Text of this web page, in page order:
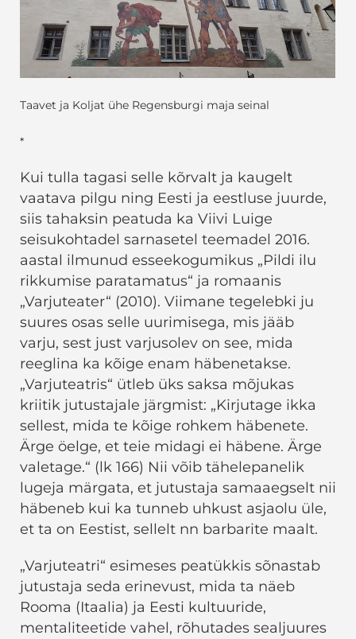
Taavet ja Koljat ühe Regensburgi maja seinal
*
Kui tulla tagasi selle kõrvalt ja kaugelt
vaatava pilgu ning Eesti ja eestluse juurde,
siis tahaksin peatuda ka Viivi Luige
seisukohtadel sarnasetel teemadel 2016.
aastal ilmunud esseekogumikus „Pildi ilu
rikkumise paratamatus“ ja romaanis
„Varjuteater“ (2010). Viimane tegelebki ju
suures osas selle uurimisega, mis jääb
varju, sest just varjusolev on see, mida
reeglina ka kõige enam häbenetakse.
„Varjuteatris“ ütleb üks saksa mõjukas
kriitik jutustajale järgmist: „Kirjutage ikka
sellest, mida te kõige rohkem häbenete.
Ärge öelge, et teie midagi ei häbene. Ärge
valetage.“ (lk 166) Nii võib tähelepanelik
lugeja märgata, et jutustaja samaaegselt nii
häbeneb kui ka tunneb uhkust asjaolu üle,
et ta on Eestist, sellelt nn barbarite maalt.
„Varjuteatri“ esimeses peatükkis sõnastab
jutustaja seda erinevust, mida ta näeb
Rooma (Itaalia) ja Eesti kultuuride,
mentaliteetide vahel, rõhutades sealjuures